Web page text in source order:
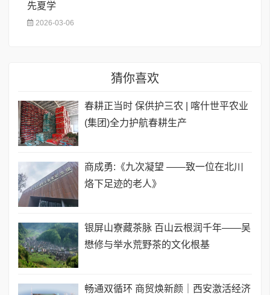
先夏学
2026-03-06
猜你喜欢
春耕正当时 保供护三农 | 喀什世平农业
(集团)全力护航春耕生产
商成勇:《九次凝望 ——致一位在北川
烙下足迹的老人》
银屏山寮藏茶脉 百山云根润千年——吴
懋修与举水荒野茶的文化根基
畅通双循环 商贸焕新颜｜西安激活经济